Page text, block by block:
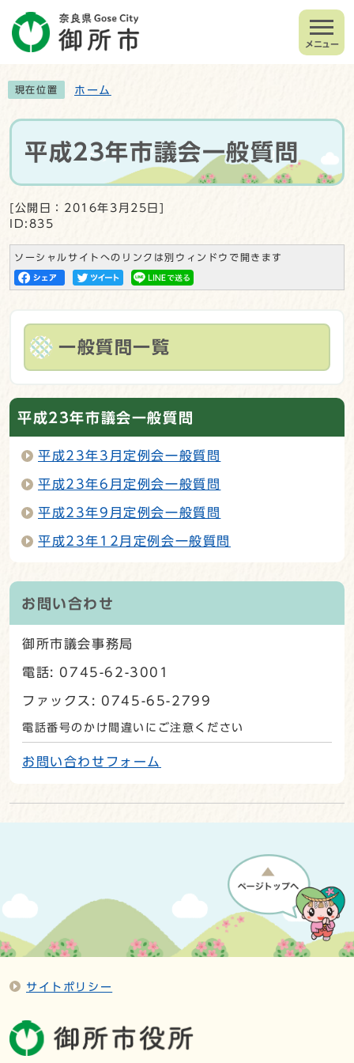
メニュー
現在位置 ホーム
平成23年市議会一般質問
[公開日：2016年3月25日]
ID:835
ソーシャルサイトへのリンクは別ウィンドウで開きます
一般質問一覧
平成23年市議会一般質問
平成23年3月定例会一般質問
平成23年6月定例会一般質問
平成23年9月定例会一般質問
平成23年12月定例会一般質問
お問い合わせ
御所市議会事務局
電話: 0745-62-3001
ファックス: 0745-65-2799
電話番号のかけ間違いにご注意ください
お問い合わせフォーム
サイトポリシー